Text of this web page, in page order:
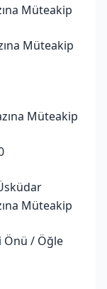
Müteakip
Müteakip
Müteakip
Müteakip
Önü / Öğle